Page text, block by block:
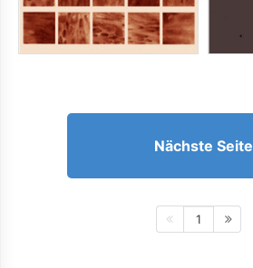
Nächste Seite
1